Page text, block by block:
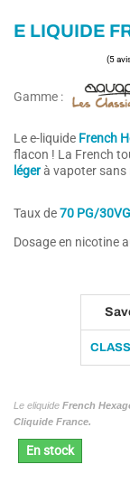
E LIQUIDE
Gamme :
Le e-liquide French
flacon ! La French
légerà vapoter sans
Taux de70 PG/30VG
Dosage en nicotine
Le eliquide French
Cliquide France.
En stock